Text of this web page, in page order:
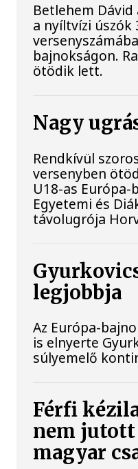
Betlehem
a nyíltvízi úszók
bajnokságon.
ötödik lett.
Nagy
Rendkívül
versenyben
U18-as
Egyetemi és
távolugrója
legjobbja
Az Európa-
is elnyerte
súlyemelő
Férfi
nem jutott
magyar